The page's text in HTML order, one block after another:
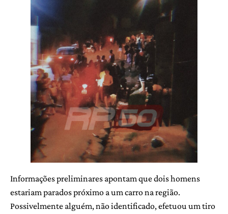
Informações preliminares apontam que dois homens
estariam parados próximo a um carro na região.
Possivelmente alguém, não identificado, efetuou um tiro